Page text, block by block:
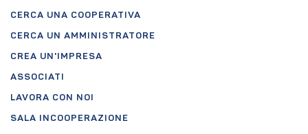
CERCA UNA COOPERATIVA
CERCA UN AMMINISTRATORE
CREA UN'IMPRESA
ASSOCIATI
LAVORA CON NOI
SALA INCOOPERAZIONE